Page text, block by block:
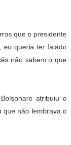
que o presidente
eu queria ter falado
não sabem o que
atribuiu o
que não lembrava o